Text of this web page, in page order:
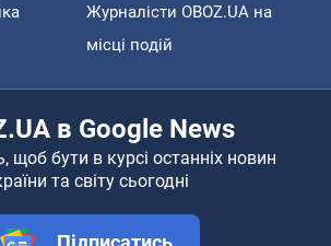
Журналісти OBOZ.UA на
місці подій
в Google News
щоб бути в курсі останніх новин
та світу сьогодні